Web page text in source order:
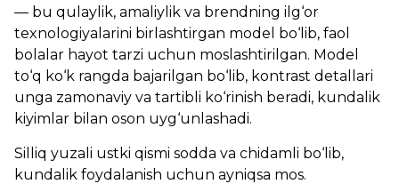
— bu qulaylik, amaliylik va brendning ilg‘or
texnologiyalarini birlashtirgan model bo‘lib, faol
bolalar hayot tarzi uchun moslashtirilgan. Model
to‘q ko‘k rangda bajarilgan bo‘lib, kontrast detallari
unga zamonaviy va tartibli ko‘rinish beradi, kundalik
kiyimlar bilan oson uyg‘unlashadi.
Silliq yuzali ustki qismi sodda va chidamli bo‘lib,
kundalik foydalanish uchun ayniqsa mos.